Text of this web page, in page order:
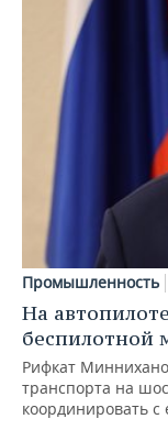
Промышленность
На
беспилотной
Рифкат
транспорта на
координировать